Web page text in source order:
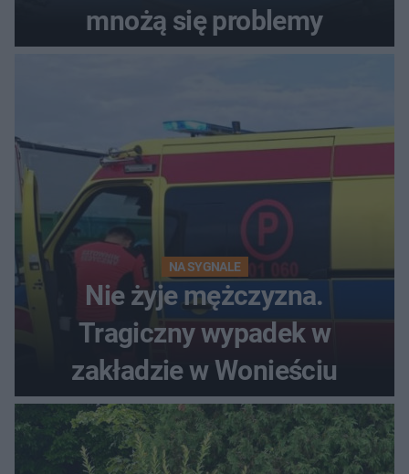
mnożą się problemy
NA SYGNALE
Nie żyje mężczyzna.
Tragiczny wypadek w
zakładzie w Wonieściu